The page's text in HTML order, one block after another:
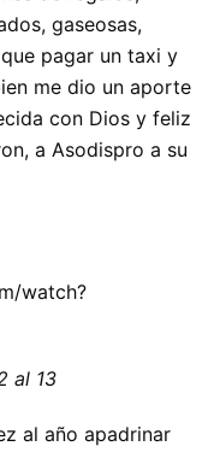
gaseosas,
pagar un taxi y
me dio un aporte
con Dios y feliz
a Asodispro a su
watch?
al 13
al año apadrinar